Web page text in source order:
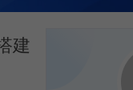
建